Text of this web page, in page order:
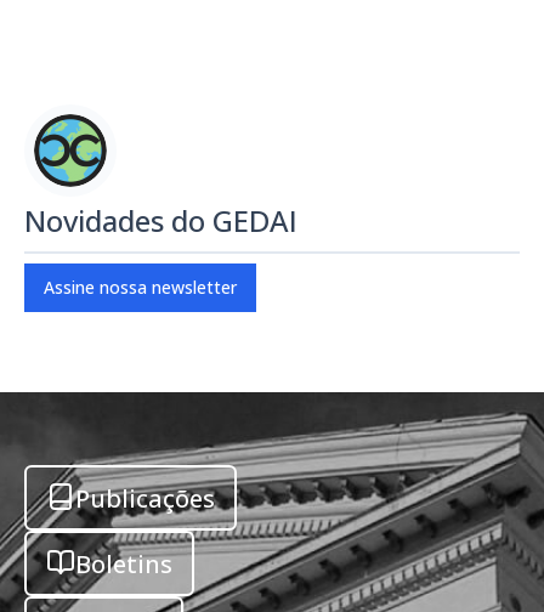
Novidades do GEDAI
Assine nossa newsletter
Publicações
Boletins